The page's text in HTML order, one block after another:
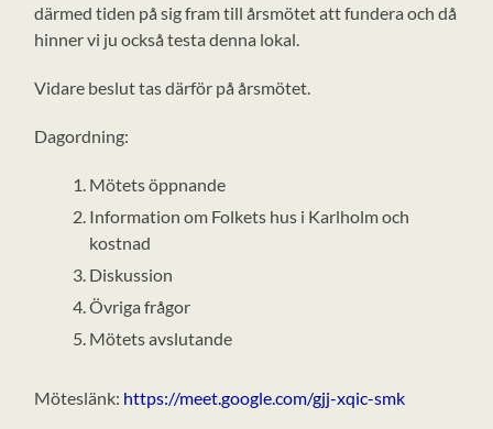
därmed tiden på sig fram till årsmötet att fundera och då
hinner vi ju också testa denna lokal.
Vidare beslut tas därför på årsmötet.
Dagordning:
Mötets öppnande
Information om Folkets hus i Karlholm och
kostnad
Diskussion
Övriga frågor
Mötets avslutande
Möteslänk: https://meet.google.com/gjj-xqic-smk